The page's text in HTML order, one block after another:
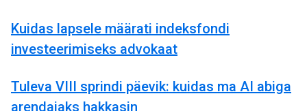
Kuidas lapsele määrati indeksfondi
investeerimiseks advokaat
Tuleva VIII sprindi päevik: kuidas ma AI abiga
arendajaks hakkasin